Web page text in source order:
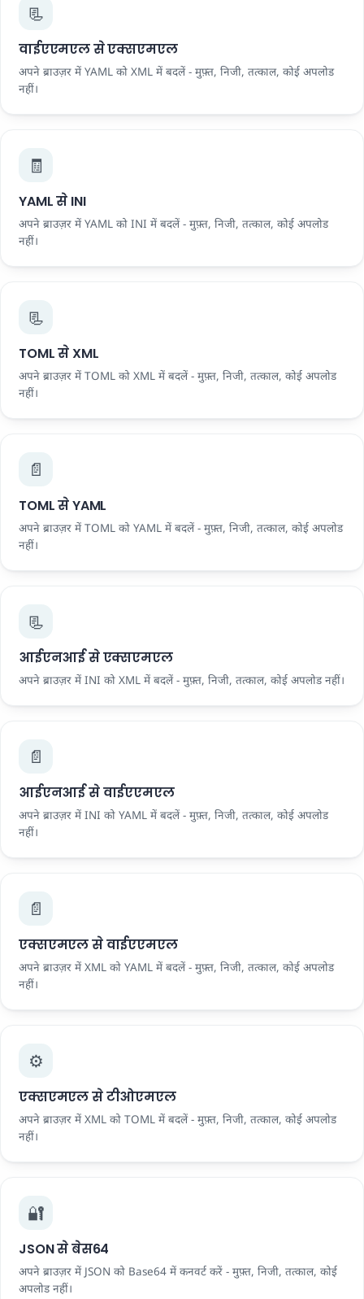
📃
वाईएएमएल से एक्सएमएल
अपने ब्राउज़र में YAML को XML में बदलें - मुफ़्त, निजी, तत्काल, कोई अपलोड
नहीं।
🧾
YAML से INI
अपने ब्राउज़र में YAML को INI में बदलें - मुफ़्त, निजी, तत्काल, कोई अपलोड
नहीं।
📃
TOML से XML
अपने ब्राउज़र में TOML को XML में बदलें - मुफ़्त, निजी, तत्काल, कोई अपलोड
नहीं।
📄
TOML से YAML
अपने ब्राउज़र में TOML को YAML में बदलें - मुफ़्त, निजी, तत्काल, कोई अपलोड
नहीं।
📃
आईएनआई से एक्सएमएल
अपने ब्राउज़र में INI को XML में बदलें - मुफ़्त, निजी, तत्काल, कोई अपलोड नहीं।
📄
आईएनआई से वाईएएमएल
अपने ब्राउज़र में INI को YAML में बदलें - मुफ़्त, निजी, तत्काल, कोई अपलोड
नहीं।
📄
एक्सएमएल से वाईएएमएल
अपने ब्राउज़र में XML को YAML में बदलें - मुफ़्त, निजी, तत्काल, कोई अपलोड
नहीं।
⚙️
एक्सएमएल से टीओएमएल
अपने ब्राउज़र में XML को TOML में बदलें - मुफ़्त, निजी, तत्काल, कोई अपलोड
नहीं।
🔐
JSON से बेस64
अपने ब्राउज़र में JSON को Base64 में कनवर्ट करें - मुफ़्त, निजी, तत्काल, कोई
अपलोड नहीं।